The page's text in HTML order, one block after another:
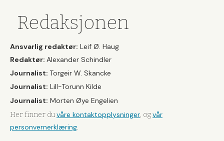
Redaksjonen
Ansvarlig redaktør: Leif Ø. Haug
Redaktør: Alexander Schindler
Journalist: Torgeir W. Skancke
Journalist: Lill-Torunn Kilde
Journalist: Morten Øye Engelien
Her finner duvåre kontaktopplysninger, ogvår
personvernerklæring.